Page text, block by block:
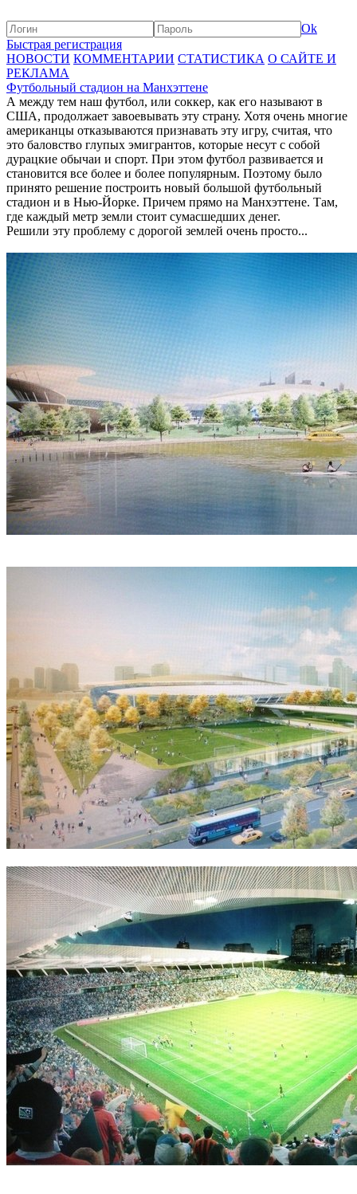
Ok
Быстрая регистрация
НОВОСТИ КОММЕНТАРИИ СТАТИСТИКА О САЙТЕ И
РЕКЛАМА
Футбольный стадион на Манхэттене
А между тем наш футбол, или соккер, как его называют в
США, продолжает завоевывать эту страну. Хотя очень многие
американцы отказываются признавать эту игру, считая, что
это баловство глупых эмигрантов, которые несут с собой
дурацкие обычаи и спорт. При этом футбол развивается и
становится все более и более популярным. Поэтому было
принято решение построить новый большой футбольный
стадион и в Нью-Йорке. Причем прямо на Манхэттене. Там,
где каждый метр земли стоит сумасшедших денег.
Решили эту проблему с дорогой землей очень просто...